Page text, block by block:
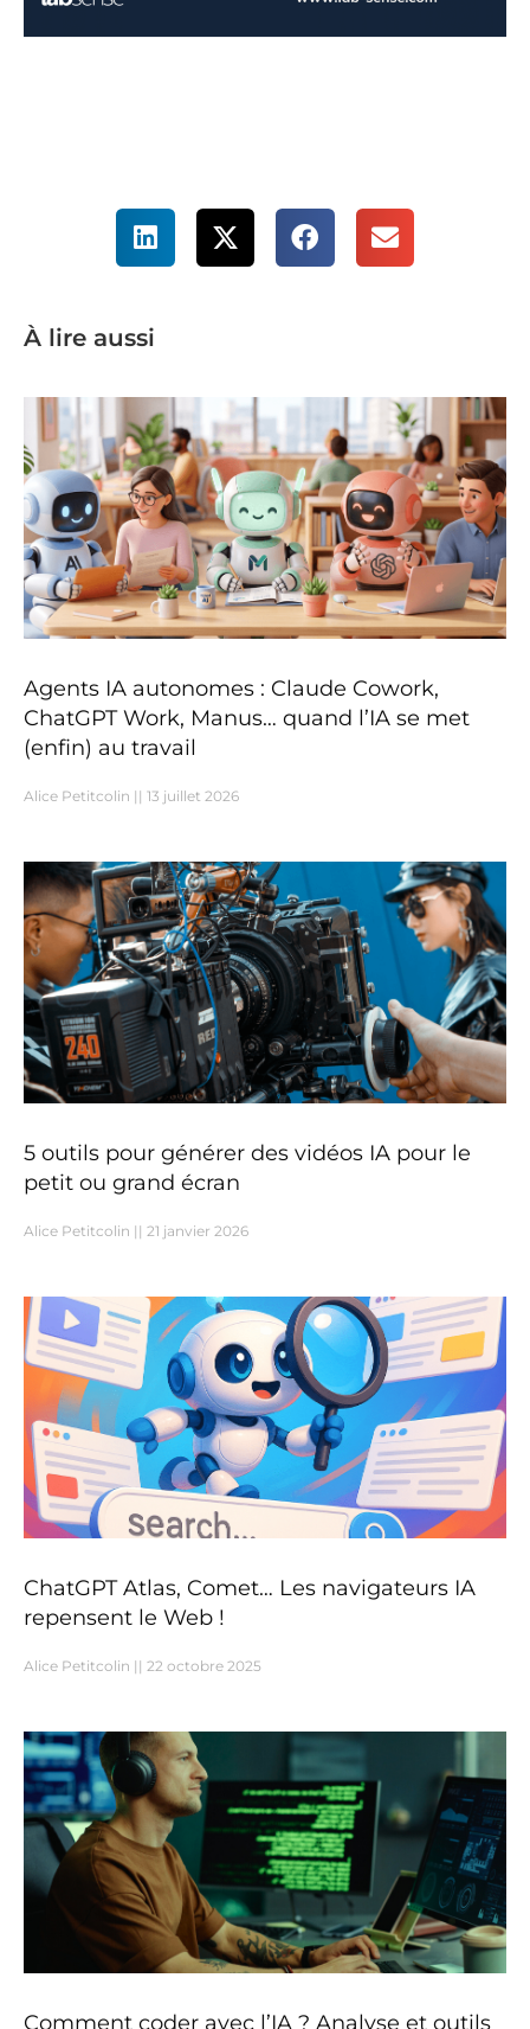
À lire aussi
Agents IA autonomes : Claude Cowork,
ChatGPT Work, Manus… quand l’IA se met
(enfin) au travail
Alice Petitcolin 13 juillet 2026
5 outils pour générer des vidéos IA pour le
petit ou grand écran
Alice Petitcolin 21 janvier 2026
ChatGPT Atlas, Comet… Les navigateurs IA
repensent le Web !
Alice Petitcolin 22 octobre 2025
Comment coder avec l’IA ? Analyse et outils